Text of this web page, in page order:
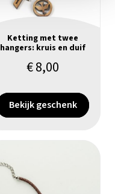
Ketting met twee
hangers: kruis en duif
€8,00
Bekijk geschenk